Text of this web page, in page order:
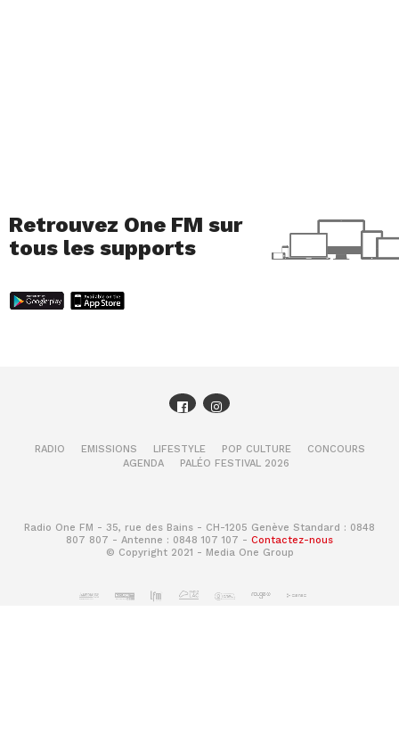
Retrouvez One FM sur
tous les supports
RADIO EMISSIONS LIFESTYLE POP CULTURE
CONCOURS
AGENDA
PALÉO FESTIVAL 2026
Radio One FM - 35, rue des Bains - CH-1205 Genève Standard : 0848
807 807 - Antenne : 0848 107 107 - Contactez-nous
© Copyright 2021 - Media One Group